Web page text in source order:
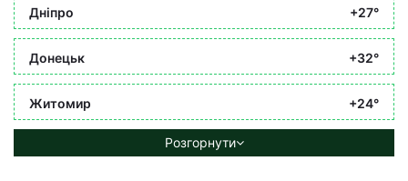
Дніпро +27°
Донецьк +32°
Житомир +24°
Розгорнути